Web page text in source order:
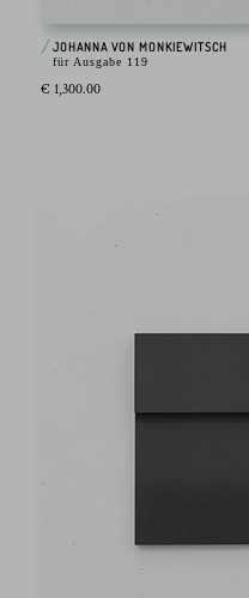
JOHANNA VON MONKIEWITSCH
für Ausgabe 119
€ 1,300.00